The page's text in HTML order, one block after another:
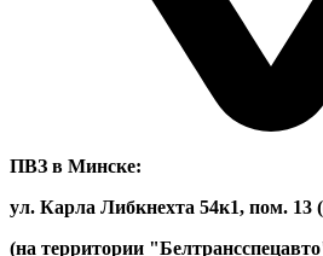
ПВЗ в Минске:
ул. Карла Либкнехта 54к1, пом. 13
(на территории